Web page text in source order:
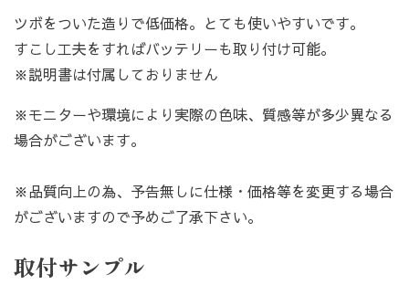
ツボをついた造りで低価格。とても使いやすいです。
すこし工夫をすればバッテリーも取り付け可能。
※説明書は付属しておりません
※モニターや環境により実際の色味、質感等が多少異なる
場合がございます。
※品質向上の為、予告無しに仕様・価格等を変更する場合
がございますので予めご了承下さい。
取付サンプル